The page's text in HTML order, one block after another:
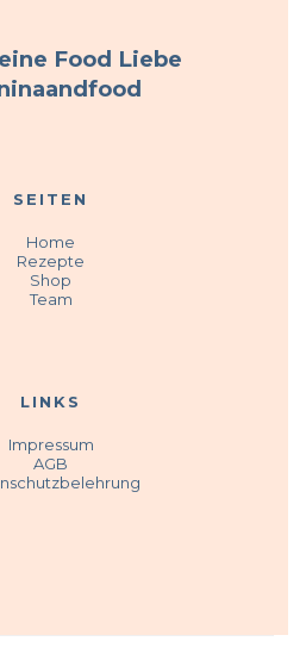
Food Liebe
SEITEN
Home
Rezepte
Shop
Team
LINKS
Impressum
AGB